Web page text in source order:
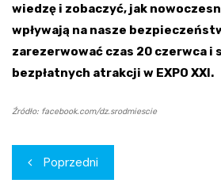
wiedzę i zobaczyć, jak
wpływają na nasze
zarezerwować czas 20 czerwca i
bezpłatnych atrakcji w EXPO XXI.
Źródło: facebook.com/dz.srodmiescie
Nawigacja
Poprzedni